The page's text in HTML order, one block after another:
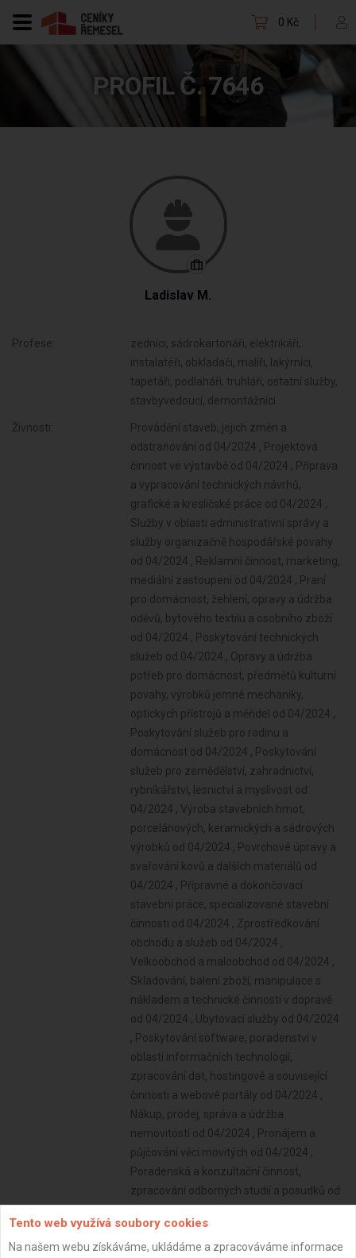
0 Kč
PROFIL Č. 7646
Ladislav M.
Profese:
zedníci, sádrokartonáři, elektrikáři,
instalatéři, obkladači, malíři, lakýrníci,
tapetáři, podlaháři, truhláři, ostatní služby,
stavbyvedoucí, demontážníci
Živnosti:
Provádění staveb, jejich změn a
odstraňování od 04/2024 , Projektová
činnost ve výstavbě od 04/2024 , Příprava
a vypracování technických návrhů,
grafické a kresličské práce od 04/2024 ,
Služby v oblasti administrativní správy a
služby organizačně hospodářské povahy
od 04/2024 , Reklamní činnost, marketing,
mediální zastoupení od 04/2024 , Praní
pro domácnost, žehlení, opravy a údržba
oděvů, bytového textilu a osobního zboží
od 04/2024 , Poskytování technických
služeb od 04/2024 , Opravy a údržba
potřeb pro domácnost, předmětů kulturní
povahy, výrobků jemné mechaniky,
optických přístrojů a měřidel od 04/2024 ,
Poskytování služeb pro rodinu a
domácnost od 04/2024 , Poskytování
služeb pro zemědělství, zahradnictví,
rybníkářství, lesnictví a myslivost od
04/2024 , Výroba stavebních hmot,
porcelánových, keramických a sádrových
výrobků od 04/2024 , Povrchové úpravy a
svařování kovů a dalších materiálů od
04/2024 , Přípravné a dokončovací
stavební práce, specializované stavební
činnosti od 04/2024 , Zprostředkování
obchodu a služeb od 04/2024 ,
Velkoobchod a maloobchod od 04/2024 ,
Skladování, balení zboží, manipulace s
nákladem a technické činnosti v dopravě
od 04/2024 , Ubytovací služby od 04/2024
, Poskytování software, poradenství v
oblasti informačních technologií,
zpracování dat, hostingové a související
činnosti a webové portály od 04/2024 ,
Nákup, prodej, správa a údržba
nemovitostí od 04/2024 , Pronájem a
půjčování věcí movitých od 04/2024 ,
Poradenská a konzultační činnost,
zpracování odborných studií a posudků od
instalace, opravy elektrických strojů a
přístrojů, elektronických a
Tento web využívá soubory cookies
Na našem webu získáváme, ukládáme a zpracováváme informace